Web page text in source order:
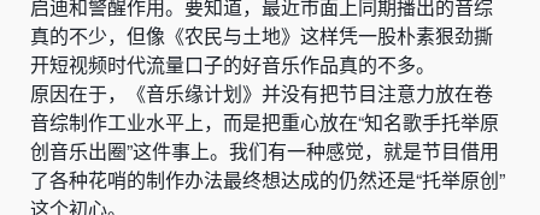
启迪和警醒作用。要知道，最近市面上同期播出的音综
真的不少，但像《农民与土地》这样凭一股朴素狠劲撕
开短视频时代流量口子的好音乐作品真的不多。
原因在于，《音乐缘计划》并没有把节目注意力放在卷
音综制作工业水平上，而是把重心放在“知名歌手托举原
创音乐出圈”这件事上。我们有一种感觉，就是节目借用
了各种花哨的制作办法最终想达成的仍然还是“托举原创”
这个初心。